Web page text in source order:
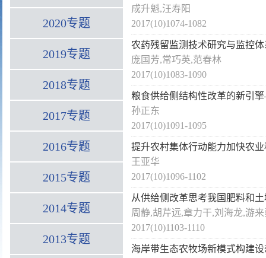
2020专题
2019专题
2018专题
2017专题
2016专题
2015专题
2014专题
2013专题
成升魁,汪寿阳
2017(10)1074-1082
农药残留监测技术研究与监控
庞国芳,常巧英,范春林
2017(10)1083-1090
粮食供给侧结构性改革的新引
孙正东
2017(10)1091-1095
提升农村集体行动能力加快农
王亚华
2017(10)1096-1102
从供给侧改革思考我国肥料和
周静,胡芹远,章力干,刘海龙,游来
2017(10)1103-1110
海岸带生态农牧场新模式构建